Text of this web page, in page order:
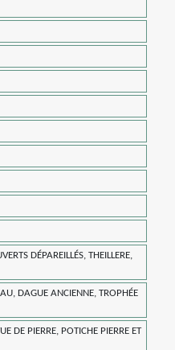
DÉPAREILLÉS, THEILLERE,
DAGUE ANCIENNE, TROPHÉE
DE PIERRE, POTICHE PIERRE ET